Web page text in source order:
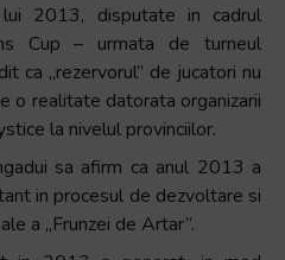
2013, disputate in cadrul
Cup – urmata de turneul
ca „rezervorul” de jucatori nu
o realitate datorata organizarii
la nivelul provinciilor.
sa afirm ca anul 2013 a
in procesul de dezvoltare si
a „Frunzei de Artar”.